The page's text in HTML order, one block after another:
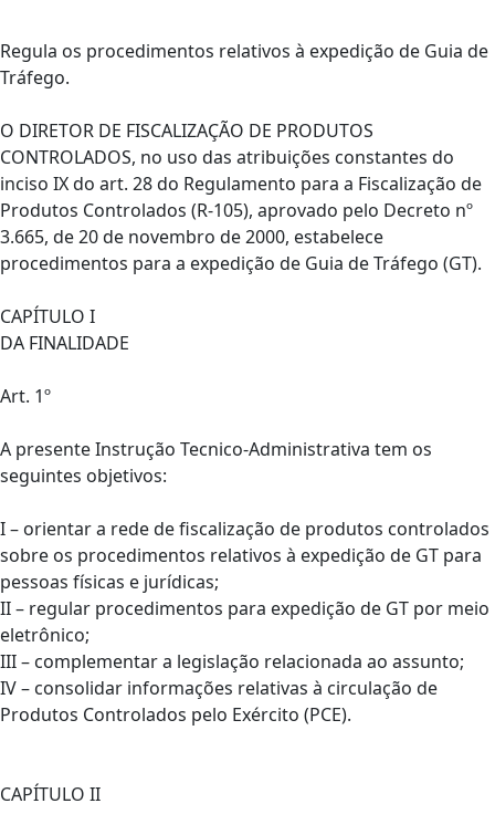
Regula os procedimentos relativos à expedição de Guia de
Tráfego.
O DIRETOR DE FISCALIZAÇÃO DE PRODUTOS
CONTROLADOS, no uso das atribuições constantes do
inciso IX do art. 28 do Regulamento para a Fiscalização de
Produtos Controlados (R-105), aprovado pelo Decreto nº
3.665, de 20 de novembro de 2000, estabelece
procedimentos para a expedição de Guia de Tráfego (GT).
CAPÍTULO I
DA FINALIDADE
Art. 1º
A presente Instrução Tecnico-Administrativa tem os
seguintes objetivos:
I – orientar a rede de fiscalização de produtos controlados
sobre os procedimentos relativos à expedição de GT para
pessoas físicas e jurídicas;
II – regular procedimentos para expedição de GT por meio
eletrônico;
III – complementar a legislação relacionada ao assunto;
IV – consolidar informações relativas à circulação de
Produtos Controlados pelo Exército (PCE).
CAPÍTULO II